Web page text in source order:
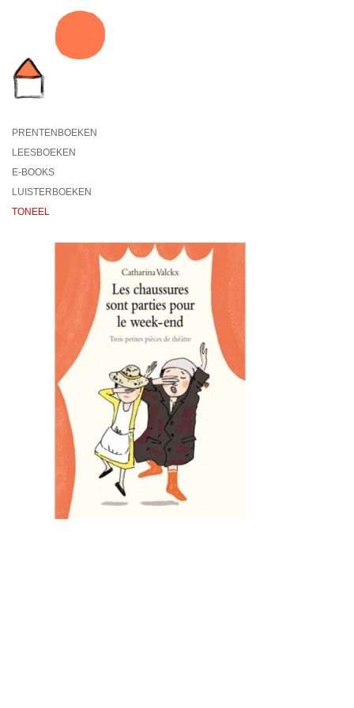
PRENTENBOEKEN
LEESBOEKEN
E-BOOKS
LUISTERBOEKEN
TONEEL